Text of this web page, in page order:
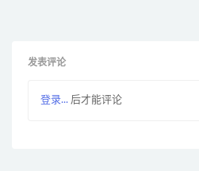
发表评论
登录... 后才能评论